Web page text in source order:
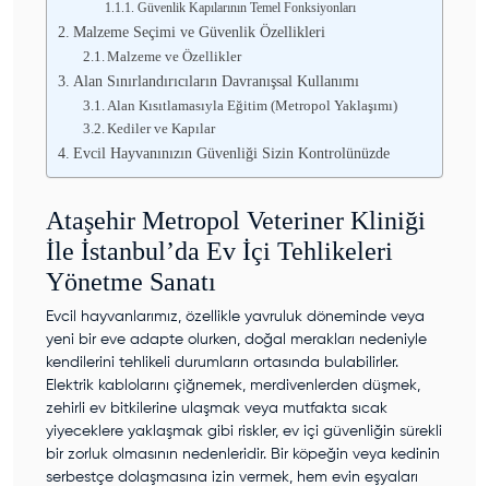
Güvenlik Kapılarının Temel Fonksiyonları
Malzeme Seçimi ve Güvenlik Özellikleri
Malzeme ve Özellikler
Alan Sınırlandırıcıların Davranışsal Kullanımı
Alan Kısıtlamasıyla Eğitim (Metropol Yaklaşımı)
Kediler ve Kapılar
Evcil Hayvanınızın Güvenliği Sizin Kontrolünüzde
Ataşehir Metropol Veteriner Kliniği
İle İstanbul’da Ev İçi Tehlikeleri
Yönetme Sanatı
Evcil hayvanlarımız, özellikle yavruluk döneminde veya
yeni bir eve adapte olurken, doğal merakları nedeniyle
kendilerini tehlikeli durumların ortasında bulabilirler.
Elektrik kablolarını çiğnemek, merdivenlerden düşmek,
zehirli ev bitkilerine ulaşmak veya mutfakta sıcak
yiyeceklere yaklaşmak gibi riskler, ev içi güvenliğin sürekli
bir zorluk olmasının nedenleridir. Bir köpeğin veya kedinin
serbestçe dolaşmasına izin vermek, hem evin eşyaları